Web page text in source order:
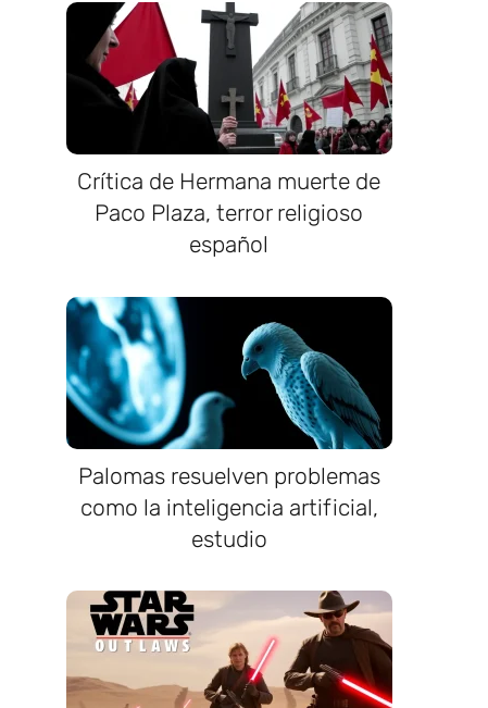
Crítica de Hermana muerte de
Paco Plaza, terror religioso
español
Palomas resuelven problemas
como la inteligencia artificial,
estudio